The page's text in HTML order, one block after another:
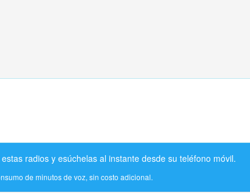
radios y esúchelas al instante desde su teléfono móvil.
de minutos de voz, sin costo adicional.